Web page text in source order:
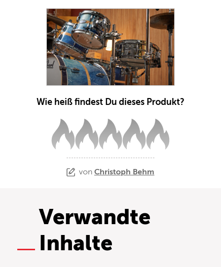
Wie heiß findest Du dieses Produkt?
von Christoph Behm
Verwandte
Inhalte